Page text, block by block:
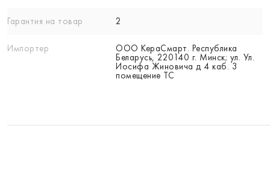
Гарантия на товар 2
Импортер
ООО КераСмарт. Республика
Беларусь, 220140 г. Минск; ул. Ул.
Иосифа Жиновича д 4 каб. 3
помещение ТС